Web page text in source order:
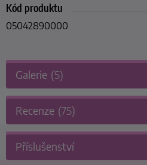
Kód produktu
05042890000
Galerie (5)
Recenze (75)
Příslušenství